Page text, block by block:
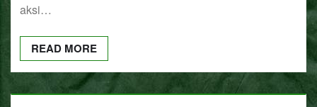
aksi…
READ MORE